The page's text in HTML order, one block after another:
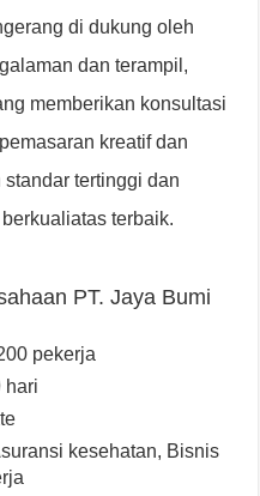
di dukung oleh
dan terampil,
memberikan konsultasi
kreatif dan
tertinggi dan
terbaik.
PT. Jaya Bumi
pekerja
hari
kesehatan, Bisnis